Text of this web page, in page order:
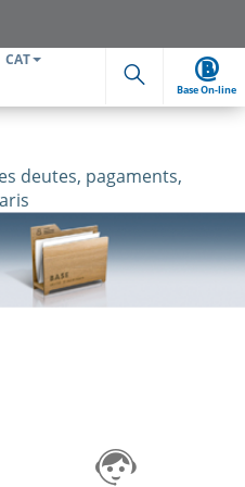
CAT
Cerca
Base On-line
deutes, pagaments,